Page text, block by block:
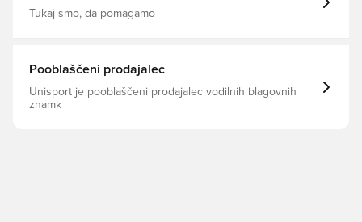
Tukaj smo, da pomagamo
Pooblaščeni prodajalec
Unisport je pooblaščeni prodajalec vodilnih blagovnih
znamk